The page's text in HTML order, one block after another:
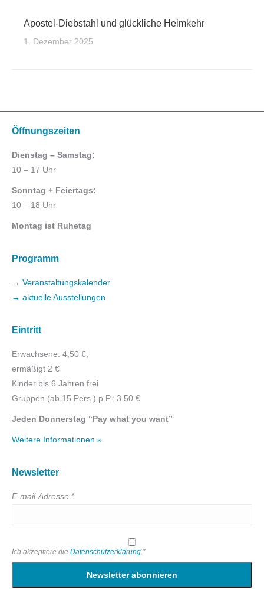
Apostel-Diebstahl und glückliche Heimkehr
1. Dezember 2025
Öffnungszeiten
Dienstag – Samstag:
10 – 17 Uhr
Sonntag + Feiertags:
10 – 18 Uhr
Montag ist Ruhetag
Programm
→ Veranstaltungskalender
→ aktuelle Ausstellungen
Eintritt
Erwachsene: 4,50 €,
ermäßigt 2 €
Kinder bis 6 Jahren frei
Gruppen (ab 15 Pers.) p.P.: 3,50 €
Jeden Donnerstag “Pay what you want”
Weitere Informationen »
Newsletter
E-mail-Adresse *
Ich akzeptiere die Datenschutzerklärung.*